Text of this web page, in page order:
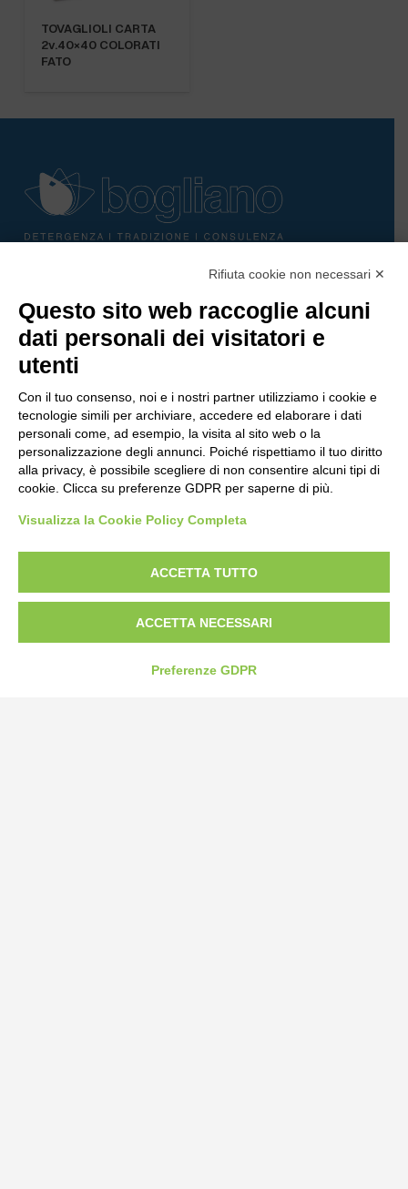
TOVAGLIOLI CARTA
2v.40×40 COLORATI
FATO
Strada Statale 231 Alba-Bra
Borgo San Martino 44, 12060 Pocapaglia CN
Tel:0172-478161
Fax: 0172-487399
info@bogliano.it
Privacy Policy
Modifica preferenze cookie
Rifiuta cookie non necessari ✕
Questo sito web raccoglie alcuni
dati personali dei visitatori e
utenti
Con il tuo consenso, noi e i nostri partner utilizziamo i cookie e
tecnologie simili per archiviare, accedere ed elaborare i dati
personali come, ad esempio, la visita al sito web o la
personalizzazione degli annunci. Poiché rispettiamo il tuo diritto
alla privacy, è possibile scegliere di non consentire alcuni tipi di
cookie. Clicca su preferenze GDPR per saperne di più.
Visualizza la Cookie Policy Completa
ACCETTA TUTTO
ACCETTA NECESSARI
Preferenze GDPR